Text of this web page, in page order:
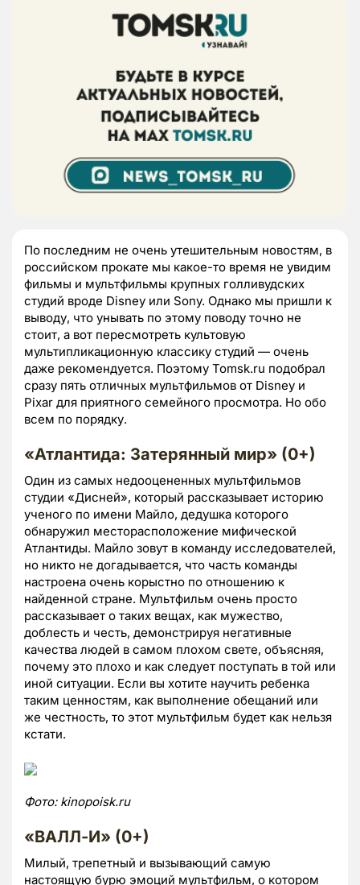
По последним не очень утешительным новостям, в
российском прокате мы какое-то время не увидим
фильмы и мультфильмы крупных голливудских
студий вроде Disney или Sony. Однако мы пришли к
выводу, что унывать по этому поводу точно не
стоит, а вот пересмотреть культовую
мультипликационную классику студий — очень
даже рекомендуется. Поэтому Tomsk.ru подобрал
сразу пять отличных мультфильмов от Disney и
Pixar для приятного семейного просмотра. Но обо
всем по порядку.
«Атлантида: Затерянный мир» (0+)
Один из самых недооцененных мультфильмов
студии «Дисней», который рассказывает историю
ученого по имени Майло, дедушка которого
обнаружил месторасположение мифической
Атлантиды. Майло зовут в команду исследователей,
но никто не догадывается, что часть команды
настроена очень корыстно по отношению к
найденной стране. Мультфильм очень просто
рассказывает о таких вещах, как мужество,
доблесть и честь, демонстрируя негативные
качества людей в самом плохом свете, объясняя,
почему это плохо и как следует поступать в той или
иной ситуации. Если вы хотите научить ребенка
таким ценностям, как выполнение обещаний или
же честность, то этот мультфильм будет как нельзя
кстати.
Фото: kinopoisk.ru
«ВАЛЛ-И» (0+)
Милый, трепетный и вызывающий самую
настоящую бурю эмоций мультфильм, о котором